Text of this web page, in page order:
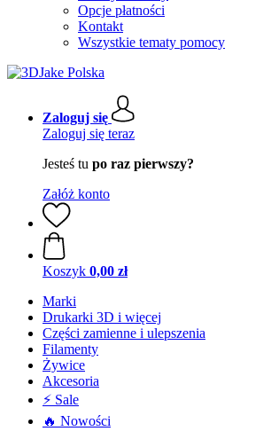
Opcje płatności
Kontakt
Wszystkie tematy pomocy
Zaloguj się
Zaloguj się teraz
Jesteś tu po raz pierwszy?
Załóż konto
Koszyk 0,00 zł
Marki
Drukarki 3D i więcej
Części zamienne i ulepszenia
Filamenty
Żywice
Akcesoria
⚡ Sale
🔥 Nowości